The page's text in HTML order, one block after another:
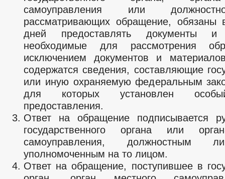
самоуправления или
рассматривающих обращение, обязаны
дней предоставлять документы и
необходимые для рассмотрения
исключением документов и
содержатся сведения, составляющие
или иную охраняемую федеральным
для которых установлен
предоставления.
Ответ на обращение подписывается
государственного органа или
самоуправления, должностным
уполномоченным на то лицом.
Ответ на обращение, поступившее в